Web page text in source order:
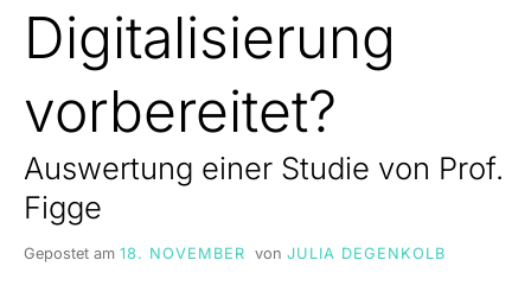
Digitalisierung
vorbereitet?
Auswertung einer Studie von Prof.
Figge
Gepostet am 18. NOVEMBER von JULIA DEGENKOLB